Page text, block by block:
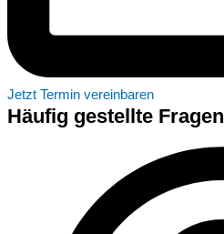
Jetzt Termin vereinbaren
Häufig gestellte Fragen